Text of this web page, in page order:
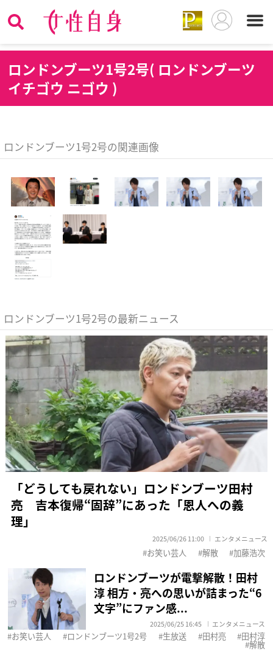
ロンドンブーツ1号2号( ロンドンブーツ
イチゴウ ニゴウ )
ロンドンブーツ1号2号の関連画像
ロンドンブーツ1号2号の最新ニュース
「どうしても戻れない」ロンドンブーツ田村
亮 吉本復帰“固辞”にあった「恩人への義
理」
2025/06/26 11:00 エンタメニュース
お笑い芸人 解散 加藤浩次
ロンドンブーツが電撃解散！田村
淳 相方・亮への思いが詰まった“6
文字”にファン感...
2025/06/25 16:45 エンタメニュース
お笑い芸人 ロンドンブーツ1号2号 生放送 田村亮 田村淳
解散